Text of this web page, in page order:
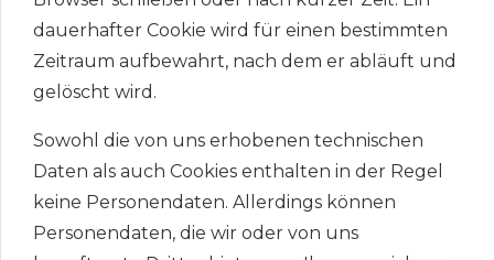
dauerhafter Cookie wird für einen bestimmten
Zeitraum aufbewahrt, nach dem er abläuft und
gelöscht wird.
Sowohl die von uns erhobenen technischen
Daten als auch Cookies enthalten in der Regel
keine Personendaten. Allerdings können
Personendaten, die wir oder von uns